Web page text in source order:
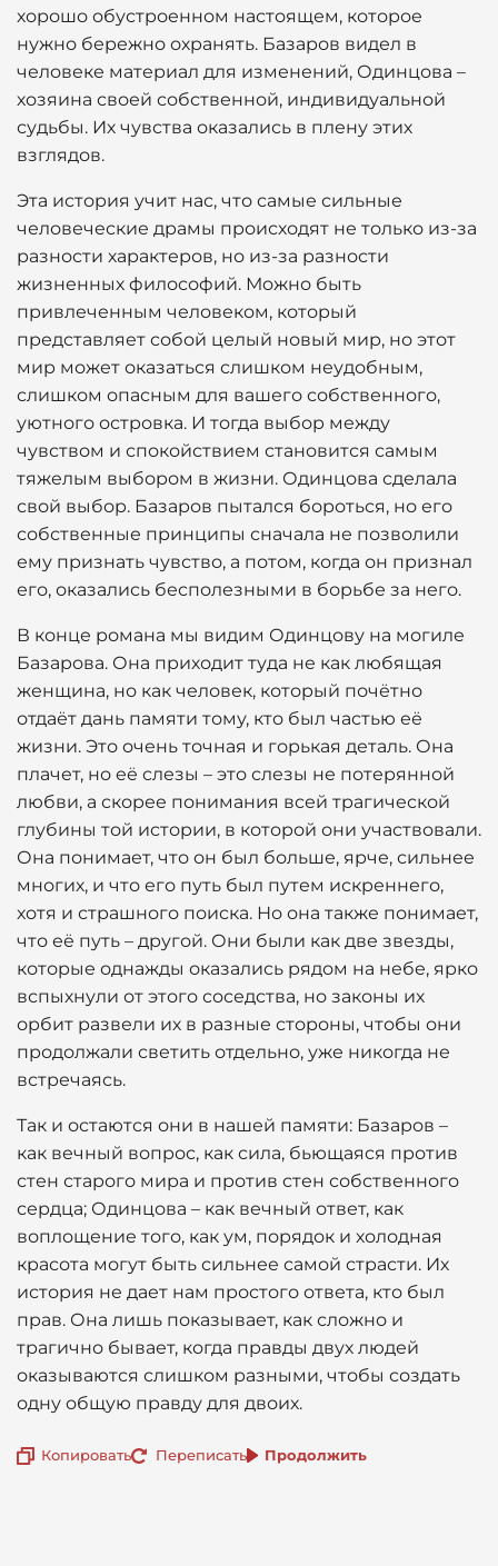
хорошо обустроенном настоящем, которое
нужно бережно охранять. Базаров видел в
человеке материал для изменений, Одинцова –
хозяина своей собственной, индивидуальной
судьбы. Их чувства оказались в плену этих
взглядов.
Эта история учит нас, что самые сильные
человеческие драмы происходят не только из-за
разности характеров, но из-за разности
жизненных философий. Можно быть
привлеченным человеком, который
представляет собой целый новый мир, но этот
мир может оказаться слишком неудобным,
слишком опасным для вашего собственного,
уютного островка. И тогда выбор между
чувством и спокойствием становится самым
тяжелым выбором в жизни. Одинцова сделала
свой выбор. Базаров пытался бороться, но его
собственные принципы сначала не позволили
ему признать чувство, а потом, когда он признал
его, оказались бесполезными в борьбе за него.
В конце романа мы видим Одинцову на могиле
Базарова. Она приходит туда не как любящая
женщина, но как человек, который почётно
отдаёт дань памяти тому, кто был частью её
жизни. Это очень точная и горькая деталь. Она
плачет, но её слезы – это слезы не потерянной
любви, а скорее понимания всей трагической
глубины той истории, в которой они участвовали.
Она понимает, что он был больше, ярче, сильнее
многих, и что его путь был путем искреннего,
хотя и страшного поиска. Но она также понимает,
что её путь – другой. Они были как две звезды,
которые однажды оказались рядом на небе, ярко
вспыхнули от этого соседства, но законы их
орбит развели их в разные стороны, чтобы они
продолжали светить отдельно, уже никогда не
встречаясь.
Так и остаются они в нашей памяти: Базаров –
как вечный вопрос, как сила, бьющаяся против
стен старого мира и против стен собственного
сердца; Одинцова – как вечный ответ, как
воплощение того, как ум, порядок и холодная
красота могут быть сильнее самой страсти. Их
история не дает нам простого ответа, кто был
прав. Она лишь показывает, как сложно и
трагично бывает, когда правды двух людей
оказываются слишком разными, чтобы создать
одну общую правду для двоих.
Копировать Переписать Продолжить